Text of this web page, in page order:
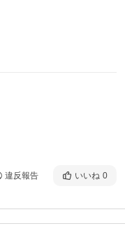
違反報告 いいね 0